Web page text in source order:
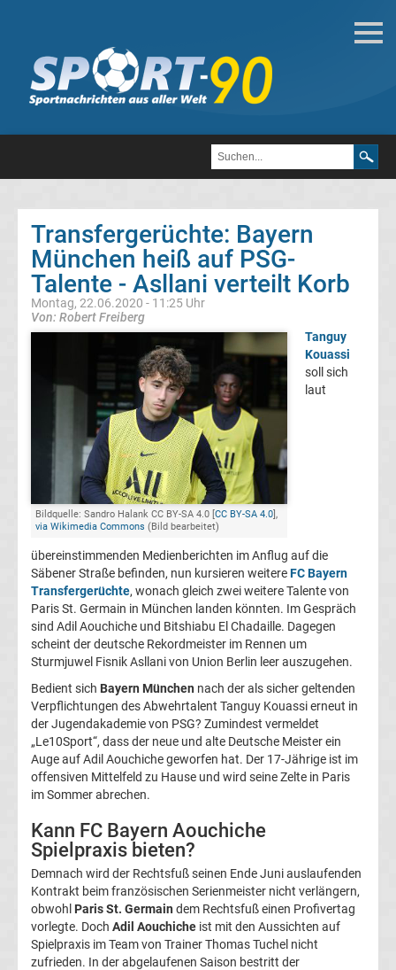
Deutsche
Transfergerüchte
FC
Heidenheim
1846
Kaiserslautern
Transfergerüchte
1.
FC
Köln
Transfergerüchte
1.
FC
Transfergerüchte
1.
FC
Transfergerüchte: Bayern
München heiß auf PSG-
Talente - Asllani verteilt Korb
Montag, 22.06.2020 - 11:25 Uhr
Von: Robert Freiberg
Bildquelle: Sandro Halank CC BY-SA 4.0 [CC BY-SA 4.0],
via Wikimedia Commons (Bild bearbeitet)
Tanguy
Kouassi
soll sich
laut
übereinstimmenden Medienberichten im Anflug auf die
Säbener Straße befinden, nun kursieren weitereFC Bayern
Transfergerüchte, wonach gleich zwei weitere Talente von
Paris St. Germain in München landen könnten. Im Gespräch
sind Adil Aouchiche und Bitshiabu El Chadaille. Dagegen
scheint der deutsche Rekordmeister im Rennen um
Sturmjuwel Fisnik Asllani von Union Berlin leer auszugehen.
Bedient sich Bayern München nach der als sicher geltenden
Verpflichtungen des Abwehrtalent Tanguy Kouassi erneut in
der Jugendakademie von PSG? Zumindest vermeldet
„Le10Sport“, dass der neue und alte Deutsche Meister ein
Auge auf Adil Aouchiche geworfen hat. Der 17-Jährige ist im
offensiven Mittelfeld zu Hause und wird seine Zelte in Paris
im Sommer abrechen.
Kann FC Bayern Aouchiche
Spielpraxis bieten?
Demnach wird der Rechtsfuß seinen Ende Juni auslaufenden
Kontrakt beim französischen Serienmeister nicht verlängern,
obwohl Paris St. Germain dem Rechtsfuß einen Profivertag
vorlegte. Doch Adil Aouchiche ist mit den Aussichten auf
Spielpraxis im Team von Trainer Thomas Tuchel nicht
zufrieden. In der abgelaufenen Saison bestritt der